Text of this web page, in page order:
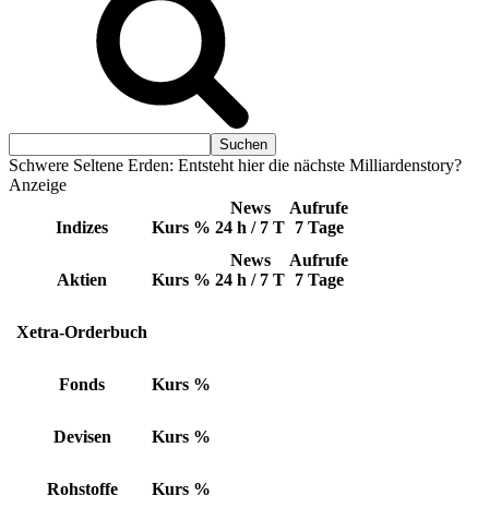
Schwere Seltene Erden: Entsteht hier die nächste Milliardenstory?
Anzeige
Indizes Kurs %
News
24 h / 7 T
Aufrufe
7 Tage
Aktien Kurs %
News
24 h / 7 T
Aufrufe
7 Tage
Xetra-Orderbuch
Fonds Kurs %
Devisen Kurs %
Rohstoffe Kurs %